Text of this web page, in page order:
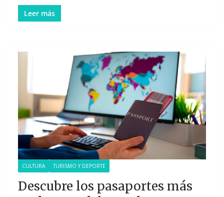
Leer más
CULTURA TURISMO Y DEPORTE
Descubre los pasaportes más